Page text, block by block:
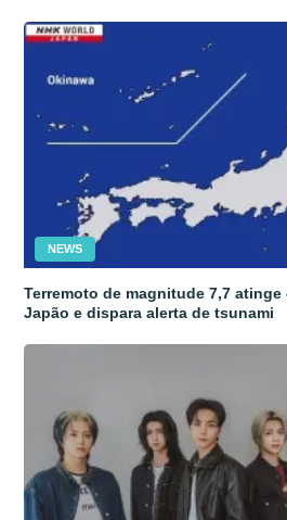
NEWS
Terremoto de magnitude 7,7
Japão e dispara alerta de tsunami